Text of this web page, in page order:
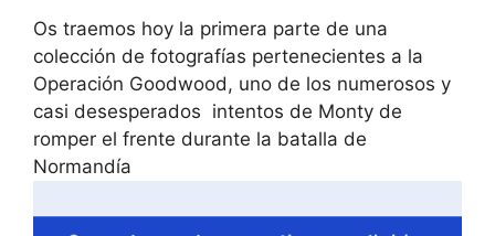
Os traemos hoy la primera parte de una
colección de fotografías pertenecientes a la
Operación Goodwood, uno de los numerosos y
casi desesperados intentos de Monty de
romper el frente durante la batalla de
Normandía